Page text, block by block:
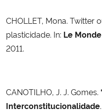
CHOLLET, Mona. Twitter
plasticidade. In: Le
2011.
CANOTILHO, J. J. Gomes.
Interconstitucionalidade